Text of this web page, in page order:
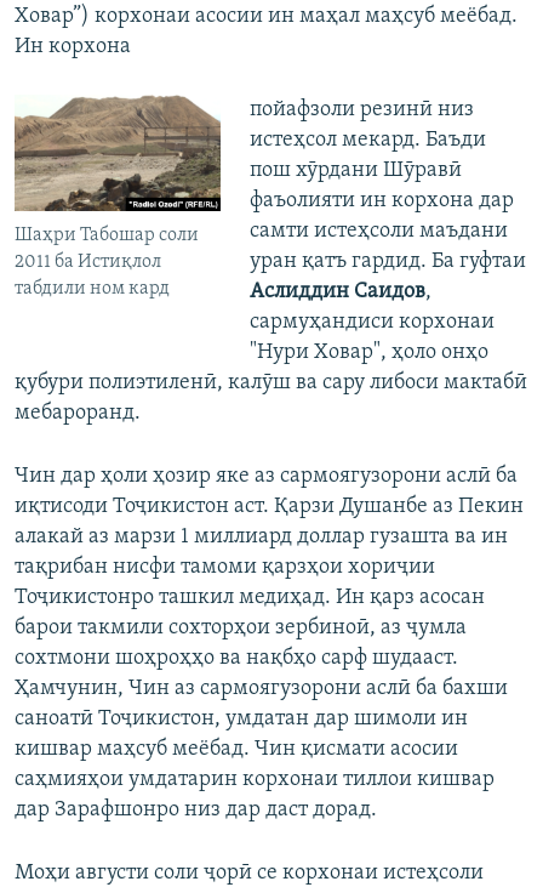
Ховар”) корхонаи асосии ин маҳал маҳсуб меёбад.
Ин корхона
Шаҳри Табошар соли
2011 ба Истиқлол
табдили ном кард
пойафзоли резинӣ низ
истеҳсол мекард. Баъди
пош хӯрдани Шӯравӣ
фаъолияти ин корхона дар
самти истеҳсоли маъдани
уран қатъ гардид. Ба гуфтаи
Аслиддин Саидов,
сармуҳандиси корхонаи
"Нури Ховар", ҳоло онҳо
қубури полиэтиленӣ, калӯш ва сару либоси мактабӣ
мебароранд.
Чин дар ҳоли ҳозир яке аз сармоягузорони аслӣ ба
иқтисоди Тоҷикистон аст. Қарзи Душанбе аз Пекин
алакай аз марзи 1 миллиард доллар гузашта ва ин
тақрибан нисфи тамоми қарзҳои хориҷии
Тоҷикистонро ташкил медиҳад. Ин қарз асосан
барои такмили сохторҳои зербиноӣ, аз ҷумла
сохтмони шоҳроҳҳо ва нақбҳо сарф шудааст.
Ҳамчунин, Чин аз сармоягузорони аслӣ ба бахши
саноатӣ Тоҷикистон, умдатан дар шимоли ин
кишвар маҳсуб меёбад. Чин қисмати асосии
саҳмияҳои умдатарин корхонаи тиллои кишвар
дар Зарафшонро низ дар даст дорад.
Моҳи августи соли ҷорӣ се корхонаи истеҳсоли